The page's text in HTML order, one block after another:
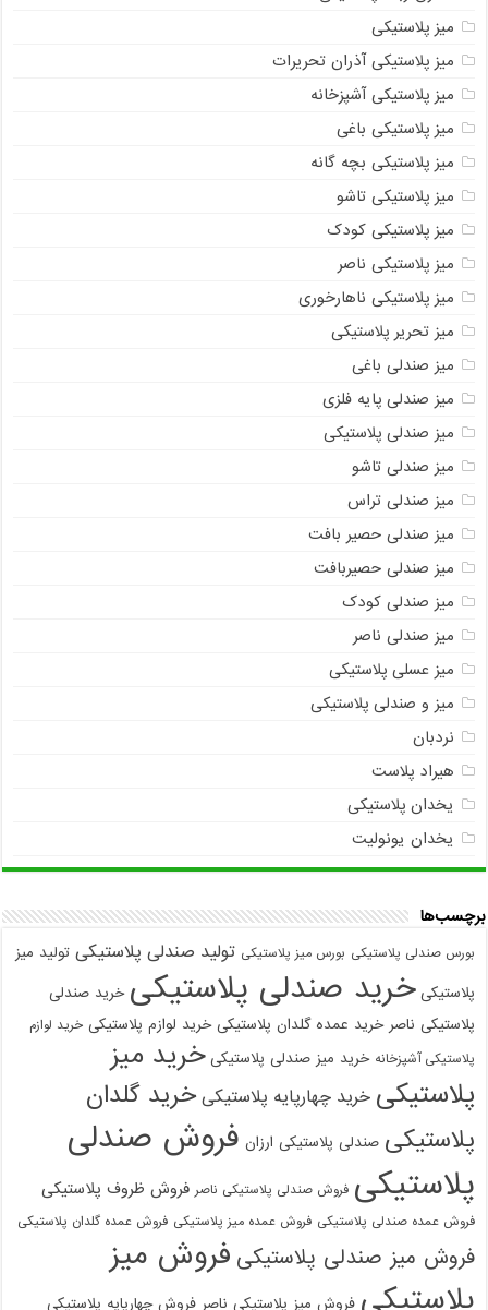
میز پلاستیکی
میز پلاستیکی آذران تحریرات
میز پلاستیکی آشپزخانه
میز پلاستیکی باغی
میز پلاستیکی بچه گانه
میز پلاستیکی تاشو
میز پلاستیکی کودک
میز پلاستیکی ناصر
میز پلاستیکی ناهارخوری
میز تحریر پلاستیکی
میز صندلی باغی
میز صندلی پایه فلزی
میز صندلی پلاستیکی
میز صندلی تاشو
میز صندلی تراس
میز صندلی حصیر بافت
میز صندلی حصیربافت
میز صندلی کودک
میز صندلی ناصر
میز عسلی پلاستیکی
میز و صندلی پلاستیکی
نردبان
هیراد پلاست
یخدان پلاستیکی
یخدان یونولیت
برچسب‌ها
بورس صندلی پلاستیکی بورس میز پلاستیکی تولید صندلی پلاستیکی تولید میز
پلاستیکی خرید صندلی پلاستیکی خرید صندلی
پلاستیکی ناصر خرید عمده گلدان پلاستیکی خرید لوازم پلاستیکی خرید لوازم
پلاستیکی آشپزخانه خرید میز صندلی پلاستیکی خرید میز
پلاستیکی خرید چهارپایه پلاستیکی خرید گلدان
پلاستیکی صندلی پلاستیکی ارزان فروش صندلی
پلاستیکی فروش صندلی پلاستیکی ناصر فروش ظروف پلاستیکی
فروش عمده صندلی پلاستیکی فروش عمده میز پلاستیکی فروش عمده گلدان پلاستیکی
فروش میز صندلی پلاستیکی فروش میز
پلاستیکی فروش میز پلاستیکی ناصر فروش چهارپایه پلاستیکی